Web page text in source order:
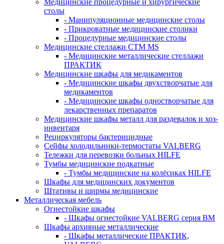
Медицинские процедурные и хирургические
столы
- Манипуляционные медицинские столы
- Прикроватные медицинские столики
- Процедурные медицинские столы
Медицинские стеллажи CTM MS
- Медицинские металлические стеллажи
ПРАКТИК
Медицинские шкафы для медикаментов
- Медицинские шкафы двухстворчатые для
медикаментов
- Медицинские шкафы одностворчатые для
лекарственных препаратов
Медицинские шкафы металл для раздевалок и хоз-
инвентаря
Рециркуляторы бактерицидные
Сейфы холодильники-термостаты VALBERG
Тележки для перевозки больных HILFE
Тумбы медицинские подкатные
- Тумбы медицинские на колёсиках HILFE
Шкафы для медицинских документов
Штативы и ширмы медицинские
Металлическая мебель
Огнестойкие шкафы
- Шкафы огнестойкие VALBERG серия BM
Шкафы архивные металлические
- Шкафы металлические ПРАКТИК,